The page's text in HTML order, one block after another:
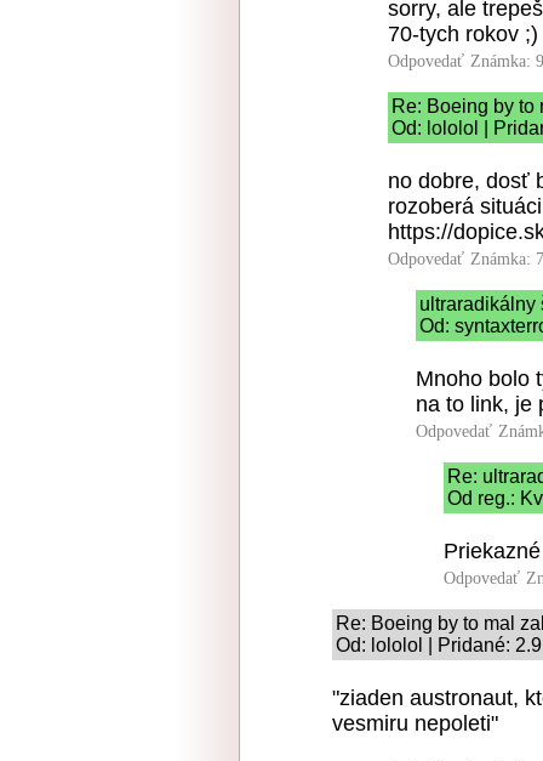
sorry, ale
70-tych rokov ;)
Odpovedať Známka:
Re: Boeing by to
Od: lololol |
no dobre, dosť
rozoberá
https://
Odpovedať Známka:
ultraradikálny
Od:
Mnoho bolo
na to link, je
Odpovedať
Re:
Od reg.:
Odpovedať
Re: Boeing by to mal
Od: lololol | Pridané:
"ziaden austronaut,
vesmiru nepoleti"